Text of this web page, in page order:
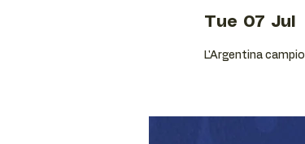
Tue 07 Jul
L'Argentina